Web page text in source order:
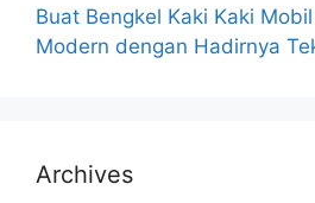
Buat Bengkel Kaki Kaki
Modern dengan Hadirnya
Archives